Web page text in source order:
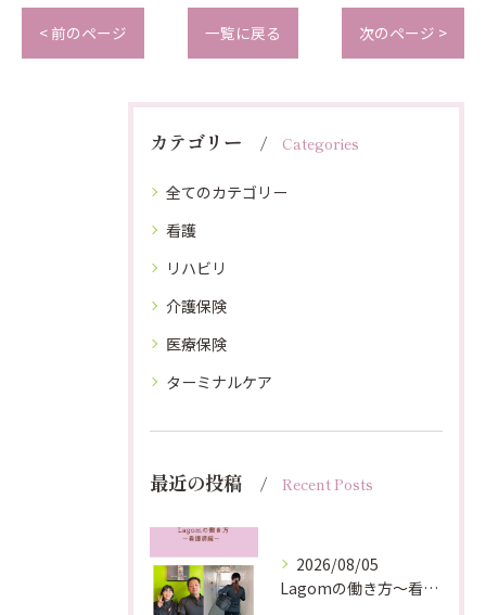
< 前のページ 一覧に戻る 次のページ >
カテゴリー Categories
全てのカテゴリー
看護
リハビリ
介護保険
医療保険
ターミナルケア
最近の投稿 Recent Posts
2026/08/05
Lagomの働き方〜看護師編〜